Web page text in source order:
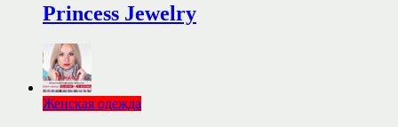
Princess Jewelry
Женская одежда